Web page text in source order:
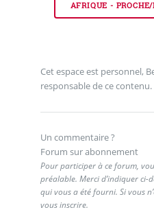
AFRIQUE -
Cet espace est personnel,
responsable de ce contenu.
Un commentaire ?
Forum sur abonnement
Pour participer à ce forum,
préalable. Merci d’indiquer ci-
qui vous a été fourni. Si vous
vous inscrire.